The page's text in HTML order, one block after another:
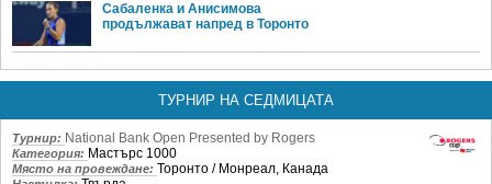
Сабаленка и Анисимова
продължават напред в Торонто
ТУРНИР НА СЕДМИЦАТА
Турнир: National Bank Open Presented by Rogers
Категория: Мастърс 1000
Място на провеждане: Торонто / Монреал, Канада